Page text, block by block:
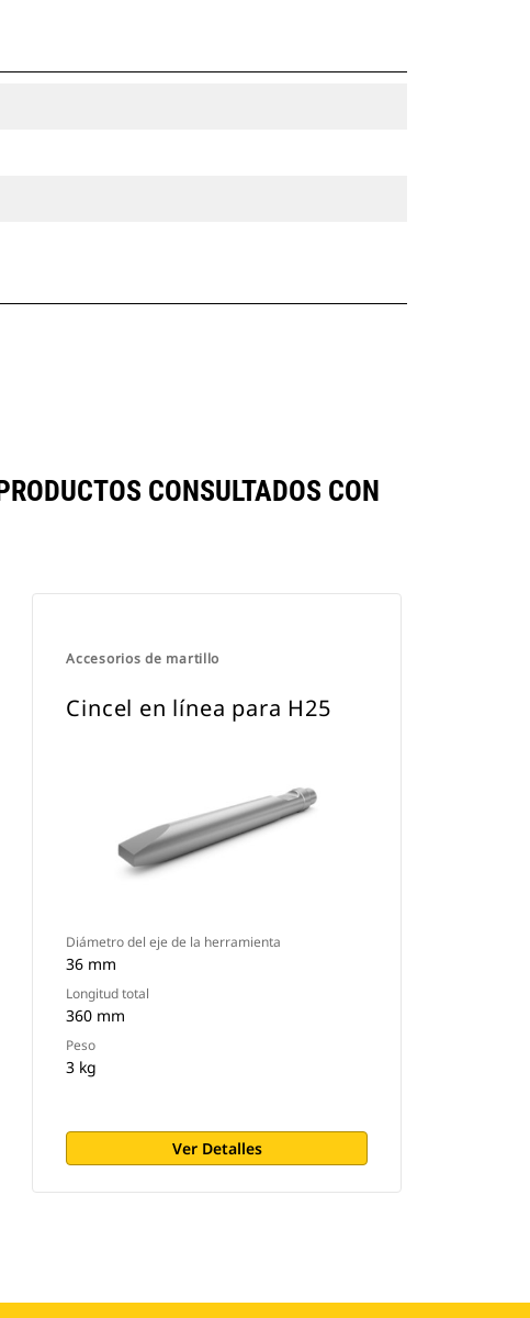
CONSULTADOS CON
Accesorios de martillo
Cincel en línea para H25
Diámetro del eje de la herramienta
36 mm
Longitud total
360 mm
Peso
3 kg
Ver Detalles